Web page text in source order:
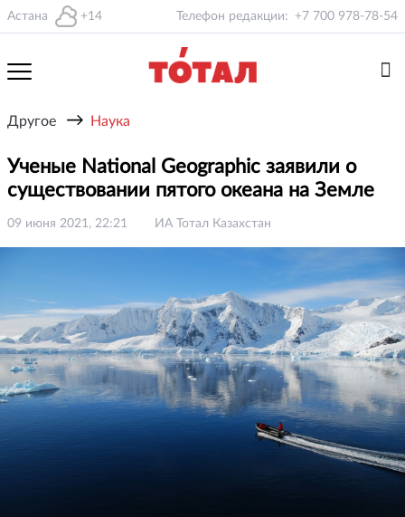
Астана +14 Телефон редакции: +7 700 978-78-54
Другое → Наука
Ученые National Geographic заявили о
существовании пятого океана на Земле
09 июня 2021, 22:21 ИА Тотал Казахстан